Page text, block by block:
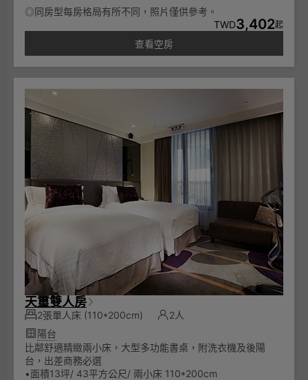
◎同房型每房格局有所不同，照片僅供參考。
TWD3,402起
查看空房
天璽雙人房
2張單人床 (110*200cm)
2人
陽台
比鄰舒適精緻兩小床，大型多功能書桌，附洗衣機及後陽
台，出差商務必選
•面積13坪/ 43平方公尺/ 兩小床 110*200cm